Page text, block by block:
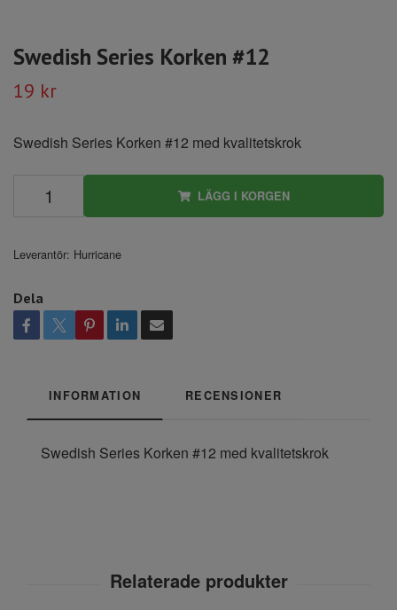
Swedish Series Korken #12
19 kr
Swedish Series Korken #12 med kvalitetskrok
LÄGG I KORGEN
Leverantör: Hurricane
Dela
INFORMATION RECENSIONER
Swedish Series Korken #12 med kvalitetskrok